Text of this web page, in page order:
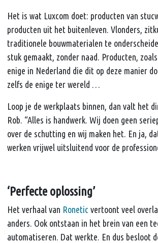
Het is wat Luxcom doet: producten van
producten uit het buitenleven. Vlonders,
traditionele bouwmaterialen te
stuk gemaakt, zonder naad. Producten,
enige in Nederland die dit op deze manier
zelfs de enige ter wereld …
Loop je de werkplaats binnen, dan valt het
Rob. “Alles is handwerk. Wij doen geen
over de schutting en wij maken het. En ja,
werken vrijwel uitsluitend voor de
‘Perfecte oplossing’
Het verhaal van Ronetic vertoont veel
anders. Ook ontstaan in het brein van een
automatiseren. Dat werkte. En dus besloot